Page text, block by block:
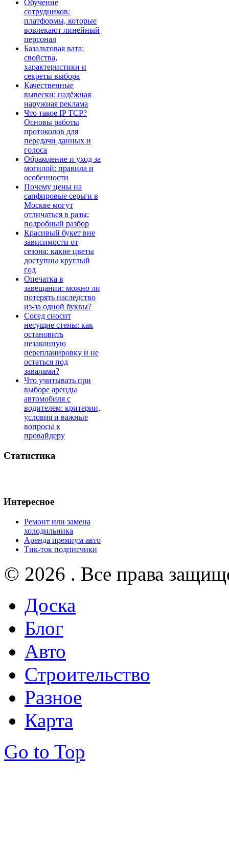
Обучение
сотрудников:
платформы, которые
вовлекают линейный
персонал
Базальтовая вата:
свойства,
характеристики и
секреты выбора
Качественные
вывески: надёжная
наружная реклама
Что такое IP TCP?
Основы работы
протоколов для
передачи данных и
голоса
Обрамление и уход за
могилой: правила и
особенности
Почему цены на
сапфировые серьги в
Москве могут
отличаться в разы:
подробный разбор
Красивый букет вне
зависимости от
сезона: какие цветы
доступны круглый
год
Опечатка в
завещании: можно ли
потерять наследство
из-за одной буквы?
Сосед сносит
несущие стены: как
остановить
незаконную
перепланировку и не
остаться под
завалами?
Что учитывать при
выборе аренды
автомобиля с
водителем: критерии,
условия и важные
вопросы к
провайдеру
Статистика
Интересное
Ремонт или замена
холодильника
Аренда премиум авто
Тик-ток подписчики
© 2026 . Все права
Доска
Блог
Авто
Строительство
Разное
Карта
Go to Top